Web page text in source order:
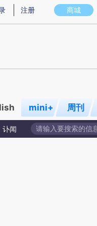
存在偏差。不代表财新观点和
商城
注册
mini+ 周刊
讣闻